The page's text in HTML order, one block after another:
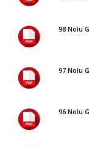
98 Nolu
97 Nolu
96 Nolu